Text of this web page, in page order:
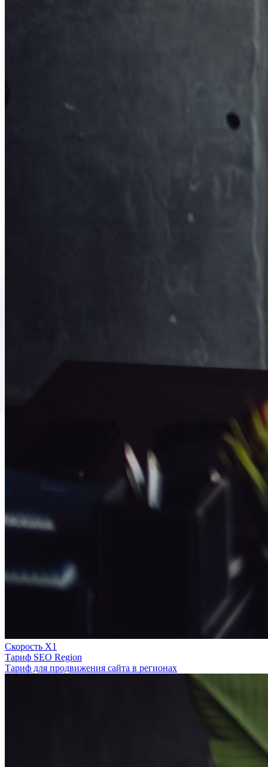
Скорость Х1
Тариф SEO Region
Тариф для продвижения сайта в регионах